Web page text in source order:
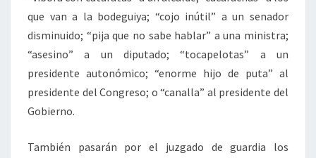
que van a la bodeguiya; “cojo inútil” a un senador
disminuido; “pija que no sabe hablar” a una ministra;
“asesino” a un diputado; “tocapelotas” a un
presidente autonómico; “enorme hijo de puta” al
presidente del Congreso; o “canalla” al presidente del
Gobierno.
También pasarán por el juzgado de guardia los